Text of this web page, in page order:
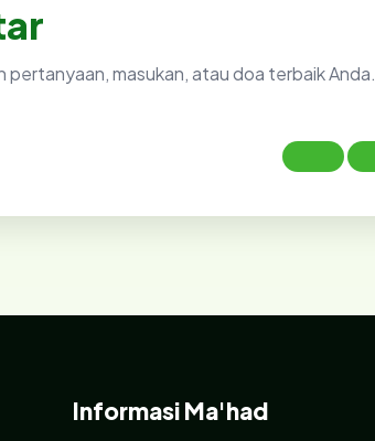
pertanyaan, masukan, atau doa terbaik Anda.
Informasi Ma'had